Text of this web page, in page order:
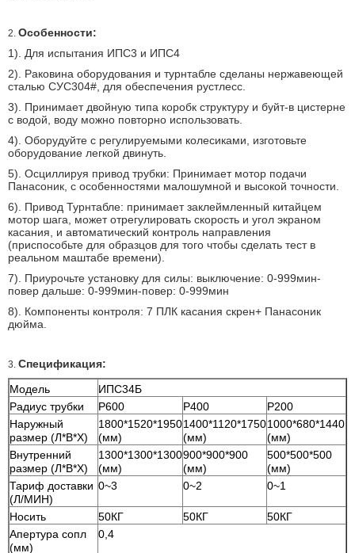
2. Особенности:
1). Для испытания ИПС3 и ИПС4
2). Раковина оборудования и турнтабле сделаны нержавеющей
сталью СУС304#, для обеспечения рустлесс.
3). Принимает двойную типа коробк структуру и буйт-в цистерне
с водой, воду можно повторно использовать.
4). Оборудуйте с регулируемыми колесиками, изготовьте
оборудование легкой двинуть.
5). Осциллируя привод трубки: Принимает мотор подачи
Панасоник, с особенностями малошумной и высокой точности.
6). Привод Турнтабле: принимает заклеймленный китайцем
мотор шага, может отрегулировать скорость и угол экраном
касания, и автоматический контроль направления
(приспособьте для образцов для того чтобы сделать тест в
реальном маштабе времени).
7). Приурочьте установку для силы: выключение: 0-999мин-
повер дальше: 0-999мин-повер: 0-999мин
8). Компоненты контроля: 7 ПЛК касания скрен+ Панасоник
дюйма.
3. Спецификация:
Модель
ИПС34Б
Радиус трубки
Р600 Р400
Р200
Наружный
размер (Л*В*Х)
1800*1520*1950
(мм)
1400*1120*1750
(мм)
1000*680*1440
(мм)
Внутренний
размер (Л*В*Х)
1300*1300*1300
(мм)
900*900*900
(мм)
500*500*500
(мм)
Тариф доставки
(Л/МИН)
0~3 0~2 0~1
Носить 50КГ 50КГ
50КГ
Апертура сопл
(мм)
0,4